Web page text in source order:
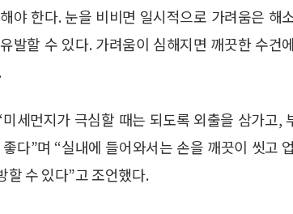
야 한다. 눈을 비비면 일시적으로 가려움은 해
발할 수 있다. 가려움이 심해지면 깨끗한 수건
세먼지가 극심할 때는 되도록 외출을 삼가고,
다”며 “실내에 들어와서는 손을 깨끗이 씻고
할 수 있다”고 조언했다.